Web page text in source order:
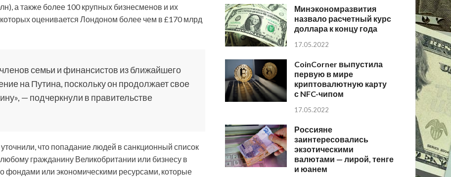
а также более 100 крупных бизнесменов и их
оценивается Лондоном более чем в £170 млрд
семьи и финансистов из ближайшего
на Путина, поскольку он продолжает свое
— подчеркнули в правительстве
что попадание людей в санкционный список
гражданину Великобритании или бизнесу в
фондами или экономическими ресурсами, которые
Минэкономразвития
назвало расчетный курс
доллара к концу года
17.05.2022
CoinCorner выпустила
первую в мире
криптовалютную карту
с NFC-чипом
17.05.2022
Россияне
заинтересовались
экзотическими
валютами — лирой, тенге
и юанем